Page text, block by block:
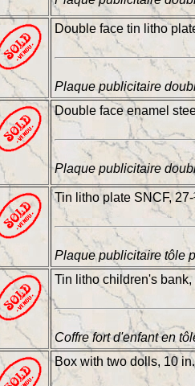
Double face tin litho
Plaque publicitaire
Double face enamel
Plaque publicitaire
Tin litho plate SNCF,
Plaque publicitaire tôle
Tin litho children's
Coffre fort d'enfant en
Box with two dolls, 10